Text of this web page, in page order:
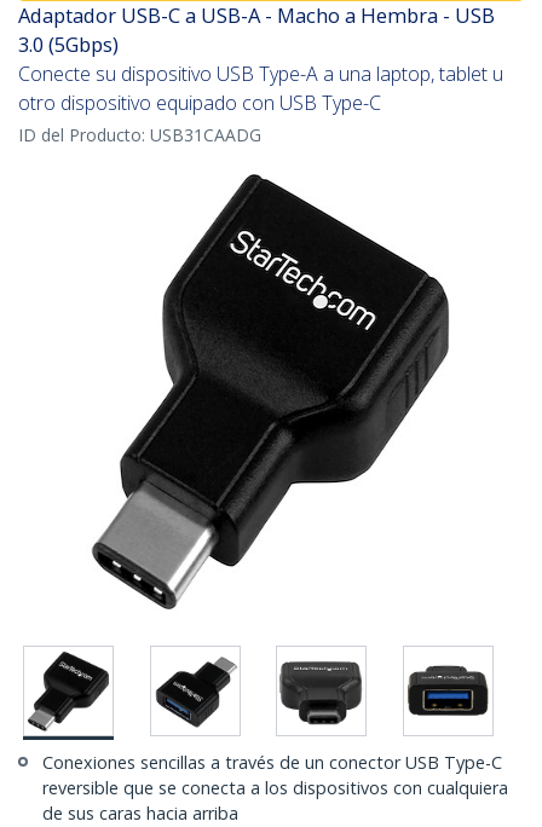
Adaptador USB-C a USB-A - Macho a Hembra - USB
3.0 (5Gbps)
Conecte su dispositivo USB Type-A a una laptop, tablet u
otro dispositivo equipado con USB Type-C
ID del Producto: USB31CAADG
Conexiones sencillas a través de un conector USB Type-C
reversible que se conecta a los dispositivos con cualquiera
de sus caras hacia arriba